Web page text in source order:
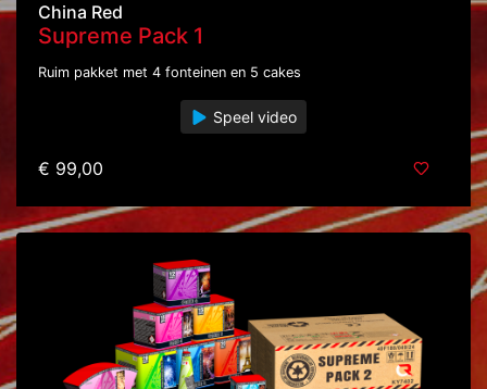
China Red
Supreme Pack 1
Ruim pakket met 4 fonteinen en 5 cakes
Speel video
€ 99,00